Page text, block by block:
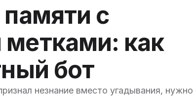
с
как
бот
незнание вместо угадывания, нужно